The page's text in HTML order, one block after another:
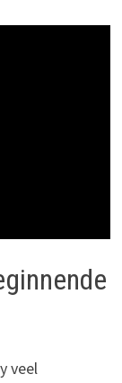
veel